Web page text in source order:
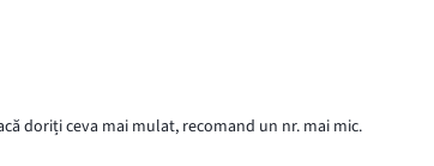
doriți ceva mai mulat, recomand un nr. mai mic.